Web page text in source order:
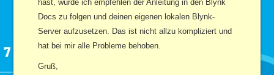
hast, würde ich empfehlen der Anleitung in den Blynk
Docs zu folgen und deinen eigenen lokalen Blynk-
Server aufzusetzen. Das ist nicht allzu kompliziert und
hat bei mir alle Probleme behoben.
Gruß,